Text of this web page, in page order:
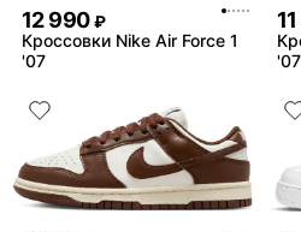
12 990 ₽
Кроссовки Nike Air Force 1
'07